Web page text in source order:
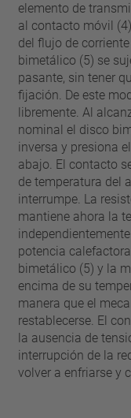
elemento de
al contacto móvil
del flujo de
bimetálico (5) se
pasante, sin tener
fijación. De este
libremente. Al
nominal el disco
inversa y presiona
abajo. El contacto
de temperatura del
interrumpe. La
mantiene ahora la
potencia
bimetálico (5) y la
encima de su
manera que el
restablecerse. El
la ausencia de
interrupción de la
volver a enfriarse y